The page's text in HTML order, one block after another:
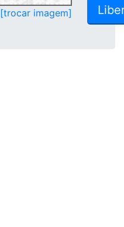
[trocar imagem]